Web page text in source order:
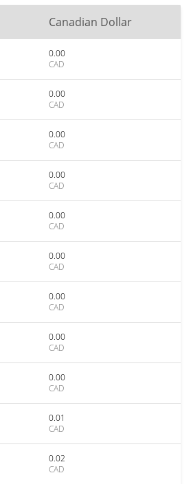
Canadian Dollar
0.00
CAD
0.00
CAD
0.00
CAD
0.00
CAD
0.00
CAD
0.00
CAD
0.00
CAD
0.00
CAD
0.00
CAD
0.01
CAD
0.02
CAD